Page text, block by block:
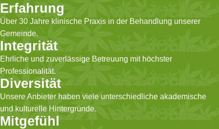
Erfahrung
Über 30 Jahre klinische Praxis in der Behandlung unserer
Gemeinde.
Integrität
Ehrliche und zuverlässige Betreuung mit höchster
Professionalität.
Diversität
Unsere Anbieter haben viele unterschiedliche akademische
und kulturelle Hintergründe.
Mitgefühl